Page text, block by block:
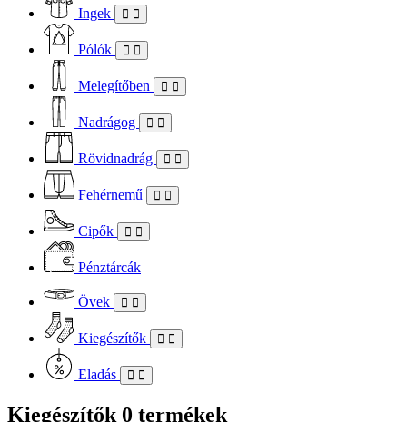
Ingek
Pólók
Melegítőben
Nadrágog
Rövidnadrág
Fehérnemű
Cipők
Pénztárcák
Övek
Kiegészítők
Eladás
Kiegészítők 0 termékek